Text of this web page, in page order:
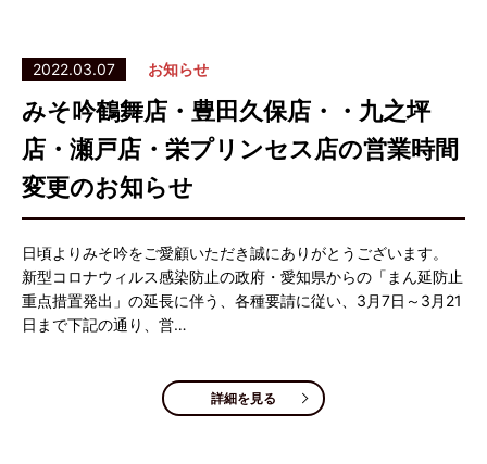
2022.03.07 お知らせ
みそ吟鶴舞店・豊田久保店・・九之坪
店・瀬戸店・栄プリンセス店の営業時間
変更のお知らせ
日頃よりみそ吟をご愛顧いただき誠にありがとうございます。
新型コロナウィルス感染防止の政府・愛知県からの「まん延防止
重点措置発出」の延長に伴う、各種要請に従い、3月7日～3月21
日まで下記の通り、営…
詳細を見る